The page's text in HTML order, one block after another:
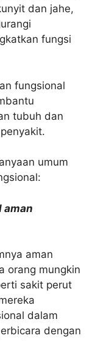
dan jahe,
fungsi
fungsional
tubuh dan
umum
aman
aman
orang mungkin
sakit perut
dalam
dengan